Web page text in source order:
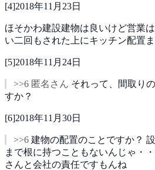
[4]2018年11月23日
ほそかわ建設建物は良いけど営業
い二回もされた上にキッチン配置
[5]2018年11月24日
>>6 匿名さん それって、間取り
すか？
[6]2018年11月30日
>>6 建物の配置のことですか？
まで根に持つこともないんじゃ・・
さんと会社の責任ですもんね